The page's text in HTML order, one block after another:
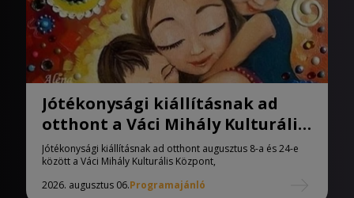
Jótékonysági kiállításnak ad
otthont a Váci Mihály Kulturális
Központ
Jótékonysági kiállításnak ad otthont augusztus 8-a és 24-e
között a Váci Mihály Kulturális Központ,
2026. augusztus 06.Programajánló